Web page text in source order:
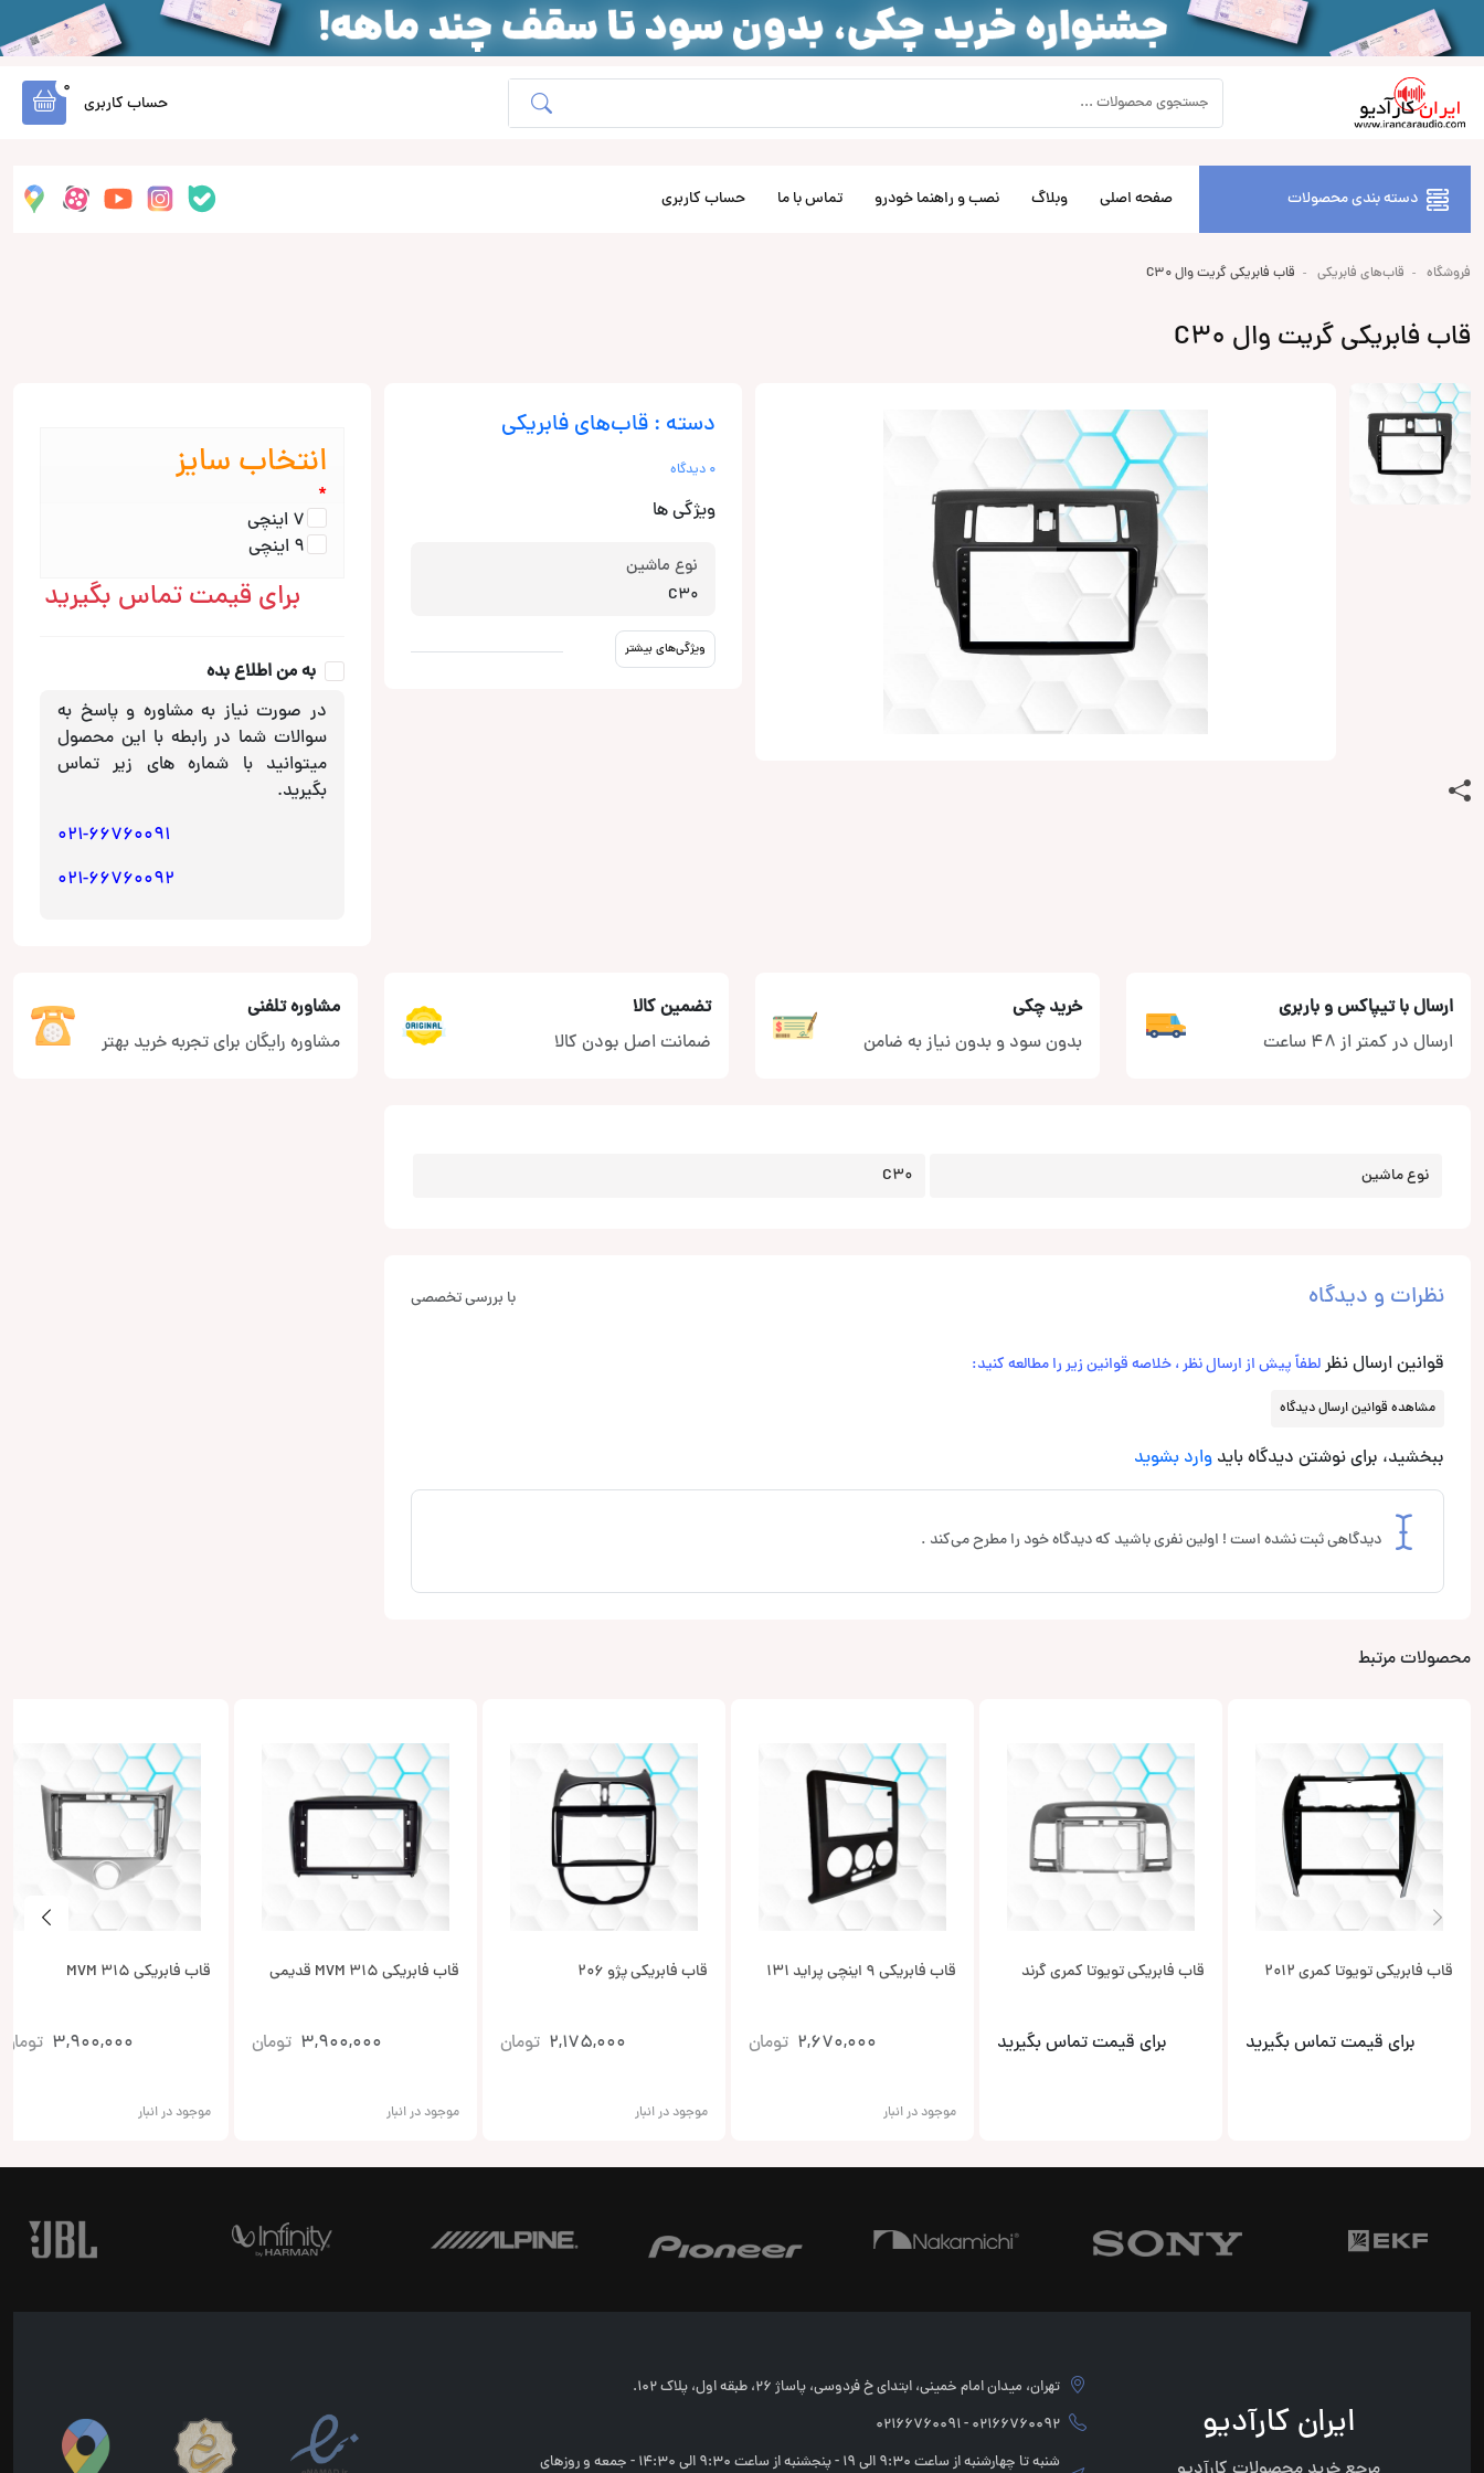
حساب کاربری
0
دسته بندی محصولات صفحه اصلی وبلاگ نصب و راهنما خودرو تماس با ما حساب کاربری
فروشگاه قاب‌های فابریکی قاب فابریکی گریت وال C30
قاب فابریکی گریت وال C30
دسته : قاب‌های فابریکی
0 دیدگاه
ویژگی ها
نوع ماشین
C30
ویژگی‌های بیشتر
انتخاب سایز
*
7 اینچی
9 اینچی
برای قیمت تماس بگیرید
به من اطلاع بده
در صورت نیاز به مشاوره و پاسخ به
سوالات شما در رابطه با این محصول
میتوانید با شماره های زیر تماس
بگیرید.
021-66760091
021-66760092
ارسال با تیپاکس و باربری
ارسال در کمتر از 48 ساعت
خرید چکی
بدون سود و بدون نیاز به ضامن
تضمین کالا
ضمانت اصل بودن کالا
مشاوره تلفنی
مشاوره رایگان برای تجربه خرید بهتر
نوع ماشین C30
نظرات و دیدگاه با بررسی تخصصی
قوانین ارسال نظرلطفاً پیش از ارسال نظر ، خلاصه قوانین زیر را مطالعه کنید:
مشاهده قوانین ارسال دیدگاه
ببخشید، برای نوشتن دیدگاه باید وارد بشوید
دیدگاهی ثبت نشده است ! اولین نفری باشید که دیدگاه خود را مطرح می‌کند .
محصولات مرتبط
قاب فابریکی تویوتا کمری 2012
برای قیمت تماس بگیرید
قاب فابریکی تویوتا کمری گرند
برای قیمت تماس بگیرید
قاب فابریکی 9 اینچی پراید 131
2,670,000 تومان
موجود در انبار
قاب فابریکی پژو 206
2,175,000 تومان
موجود در انبار
قاب فابریکی MVM 315 قدیمی
3,900,000 تومان
موجود در انبار
قاب فابریکی MVM 315
3,900,000 تومان
موجود در انبار
ایران کارآدیو
تهران، میدان امام خمینی، ابتدای خ فردوسی، پاساژ 26، طبقه اول، پلاک 102.
02166760092 - 02166760091
شنبه تا چهارشنبه از ساعت 9:30 الی 19 - پنجشنبه از ساعت 9:30 الی 14:30 - جمعه و روزهای